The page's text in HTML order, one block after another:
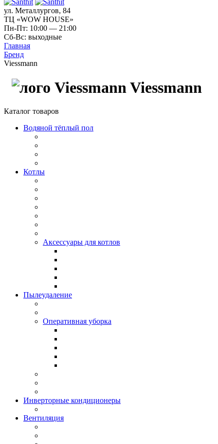
ул. Металлургов, 84
ТЦ «WOW HOUSE»
Пн-Пт: 10:00 — 21:00
Сб-Вс: выходные
Главная
Бренд
Viessmann
Viessmann
Каталог товаров
Водяной тёплый пол
Котлы
Аксессуары для котлов
Пылеудаление
Оперативная уборка
Инверторные кондиционеры
Вентиляция